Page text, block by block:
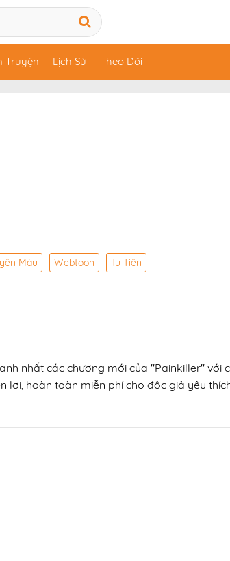
Truyện Lịch Sử Theo Dõi
Màu Webtoon Tu Tiên
nhất các chương mới của "Painkiller" với
hoàn toàn miễn phí cho độc giả yêu